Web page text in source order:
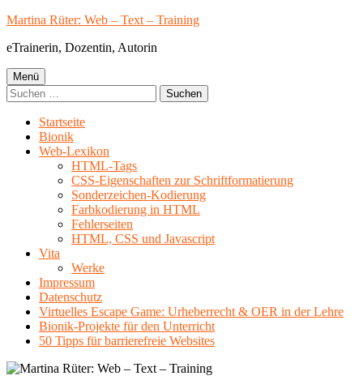
Springe
Inhalt
Martina Rüter: Web – Text – Training
eTrainerin, Dozentin, Autorin
Primäres
Menü
Menü
Suchen
nach:
Startseite
Bionik
Web-Lexikon
HTML-Tags
CSS-Eigenschaften zur Schriftformatierung
Sonderzeichen-Kodierung
Farbkodierung in HTML
Fehlerseiten
HTML, CSS und Javascript
Vita
Werke
Impressum
Datenschutz
Virtuelles Escape Game: Urheberrecht & OER in der Lehre
Bionik-Projekte für den Unterricht
50 Tipps für barrierefreie Websites